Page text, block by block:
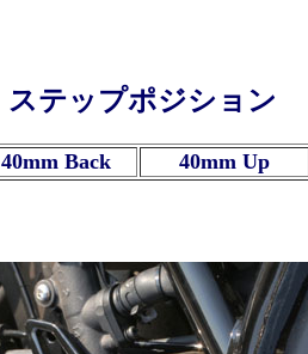
ステップポジション
40mm Back 40mm Up